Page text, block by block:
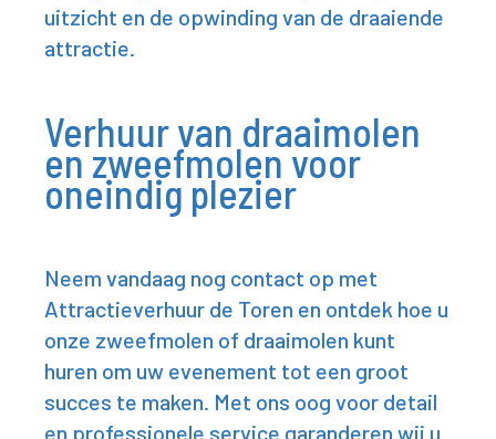
uitzicht en de opwinding van de draaiende
attractie.
Verhuur van draaimolen
en zweefmolen voor
oneindig plezier
Neem vandaag nog contact op met
Attractieverhuur de Toren en ontdek hoe u
onze zweefmolen of draaimolen kunt
huren om uw evenement tot een groot
succes te maken. Met ons oog voor detail
en professionele service garanderen wij u